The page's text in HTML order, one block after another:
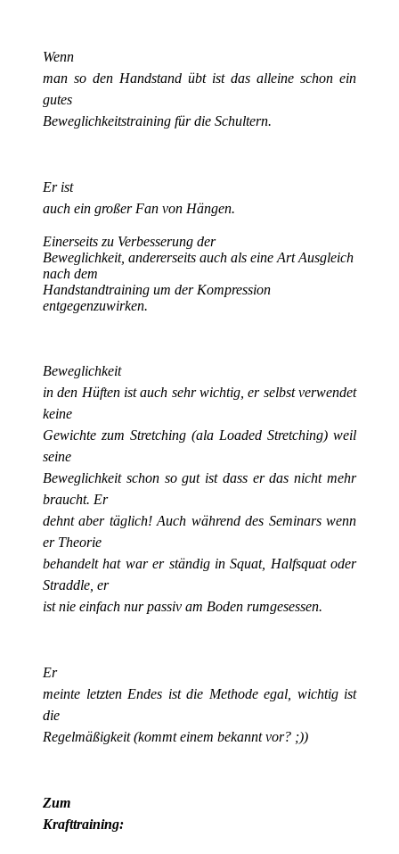
Wenn
man so den Handstand übt ist das alleine schon ein
gutes
Beweglichkeitstraining für die Schultern.
Er ist
auch ein großer Fan von Hängen.
Einerseits zu Verbesserung der
Beweglichkeit, andererseits auch als eine Art Ausgleich
nach dem
Handstandtraining um der Kompression
entgegenzuwirken.
Beweglichkeit
in den Hüften ist auch sehr wichtig, er selbst verwendet
keine
Gewichte zum Stretching (ala Loaded Stretching) weil
seine
Beweglichkeit schon so gut ist dass er das nicht mehr
braucht. Er
dehnt aber täglich! Auch während des Seminars wenn
er Theorie
behandelt hat war er ständig in Squat, Halfsquat oder
Straddle, er
ist nie einfach nur passiv am Boden rumgesessen.
Er
meinte letzten Endes ist die Methode egal, wichtig ist
die
Regelmäßigkeit (kommt einem bekannt vor? ;))
Zum
Krafttraining: